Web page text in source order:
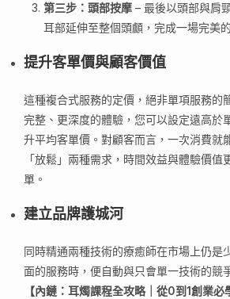
第三步：頭部按摩 – 最後以頭部與肩
耳部延伸至整個頭顱，完成一場完美
提升客單價與顧客價值
這種複合式服務的定價，絕非單項服務的
完整、更深度的體驗，您可以設定遠高於
升平均客單價。對顧客而言，一次消費就
「放鬆」兩種需求，時間效益與體驗價值
單。
建立品牌護城河
同時精通兩種技術的療癒師在市場上仍是
面的服務時，便自動與只會單一技術的競
【內鏈：耳燭課程全攻略｜從0到1創業